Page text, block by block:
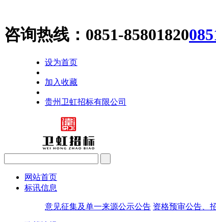
咨询热线： 0851-85801820
设为首页
加入收藏
贵州卫虹招标有限公司
网站首页
标讯信息
意见征集及单一来源公示公告 资格预审公告、